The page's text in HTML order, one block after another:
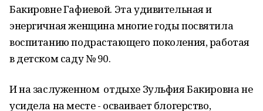
Бакировне Гафиевой. Эта удивительная и
энергичная женщина многие годы посвятила
воспитанию подрастающего поколения, работая
в детском саду № 90.
И на заслуженном отдыхе Зульфия Бакировна не
усидела на месте - осваивает блогерство,